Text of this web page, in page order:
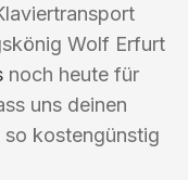
Wolf Erfurt
noch heute für
uns deinen
kostengünstig